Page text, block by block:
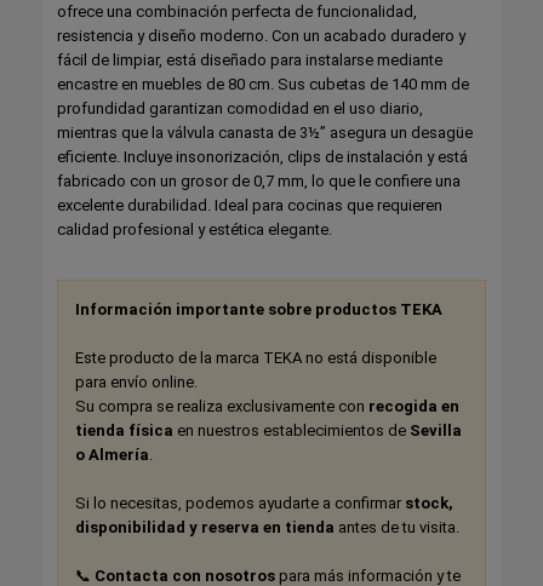
ofrece una combinación perfecta de funcionalidad,
resistencia y diseño moderno. Con un acabado duradero y
fácil de limpiar, está diseñado para instalarse mediante
encastre en muebles de 80 cm. Sus cubetas de 140 mm de
profundidad garantizan comodidad en el uso diario,
mientras que la válvula canasta de 3½” asegura un desagüe
eficiente. Incluye insonorización, clips de instalación y está
fabricado con un grosor de 0,7 mm, lo que le confiere una
excelente durabilidad. Ideal para cocinas que requieren
calidad profesional y estética elegante.
Información importante sobre productos TEKA
Este producto de la marca TEKA no está disponible
para envío online.
Su compra se realiza exclusivamente con recogida en
tienda física en nuestros establecimientos de Sevilla
o Almería
Si lo necesitas, podemos ayudarte a confirmar stock,
disponibilidad y reserva en tienda antes de tu visita.
📞 Contacta con nosotros para más información y te